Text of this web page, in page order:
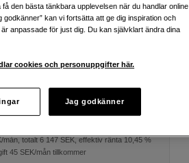
Lägg i kundvagn
mån, totalt 6 147 SEK, effektiv ränta 10,45 %
45 SEK/mån tillkommer
den bästa tänkbara upplevelsen när du handlar
godkänner” kan vi fortsätta att ge dig inspiration och
anpassade för just dig. Du kan självklart ändra dina
cookies och personuppgifter här.
Jag godkänner